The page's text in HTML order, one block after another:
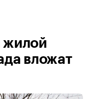
жилой
вложат